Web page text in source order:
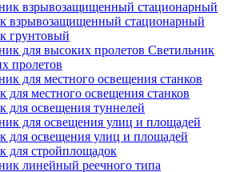
взрывозащищенный стационарный
грунтовый
Светильник
пролетов
для местного освещения станков
для освещения туннелей
для освещения улиц и площадей
для стройплощадок